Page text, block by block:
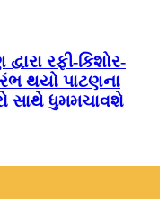
રફી-કિશોર-
થયો પાટણના
સાથે ધુમમચાવશે